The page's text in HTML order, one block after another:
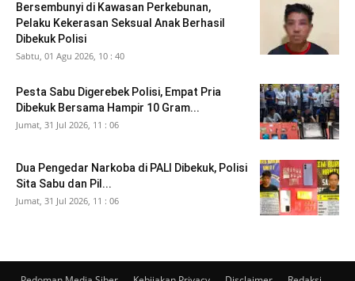
Bersembunyi di Kawasan Perkebunan,
Pelaku Kekerasan Seksual Anak Berhasil
Dibekuk Polisi
Sabtu, 01 Agu 2026, 10 : 40
Pesta Sabu Digerebek Polisi, Empat Pria
Dibekuk Bersama Hampir 10 Gram...
Jumat, 31 Jul 2026, 11 : 06
Dua Pengedar Narkoba di PALI Dibekuk, Polisi
Sita Sabu dan Pil...
Jumat, 31 Jul 2026, 11 : 06